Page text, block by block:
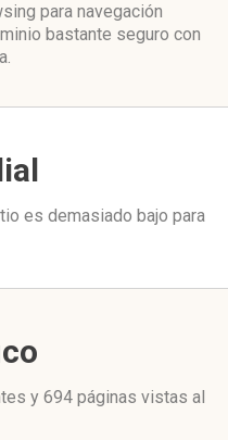
para navegación
bastante seguro con
es demasiado bajo para
y 694 páginas vistas al